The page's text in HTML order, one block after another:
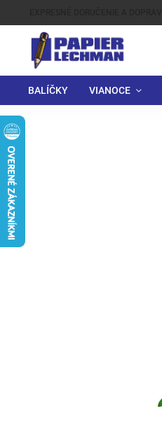
BALÍČKY VIANOCE